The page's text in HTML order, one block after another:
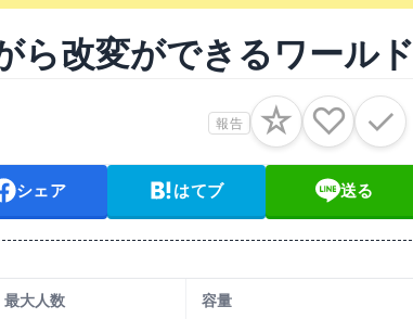
ら改変ができるワールド
報告 ☆ ♡ ✓
シェア はてブ 送る
最大人数 容量